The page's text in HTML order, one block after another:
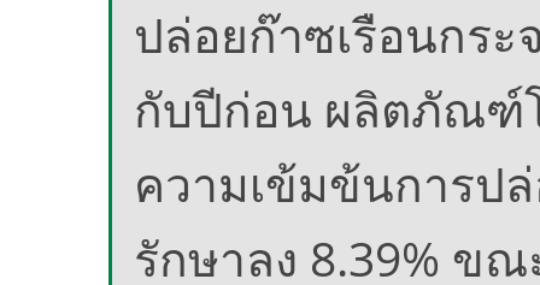
ปล่อยก๊าซเรือนกระ
กับปีก่อน ผลิตภัณฑ์
ความเข้มข้นการป
รักษาลง 8.39% ข